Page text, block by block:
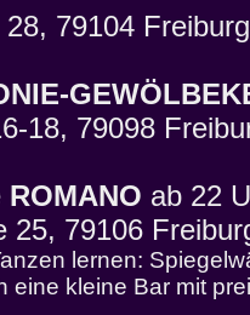
79104 Freiburg
18, 79098
ROMANO ab 22
79106
lernen:
eine kleine Bar mit